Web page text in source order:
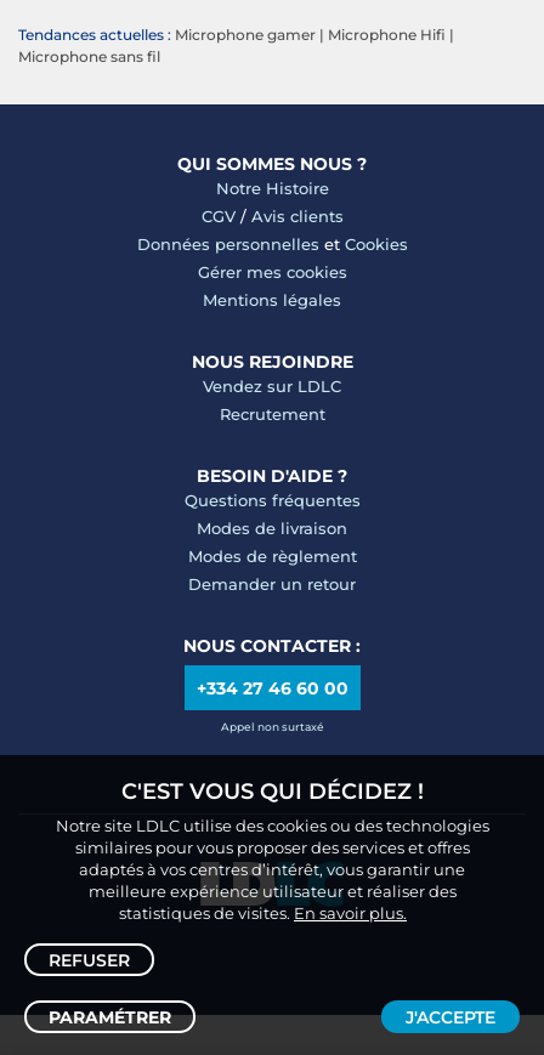
C'EST VOUS QUI DÉCIDEZ !
Notre site LDLC utilise des cookies ou des technologies
similaires pour vous proposer des services et offres
adaptés à vos centres d’intérêt, vous garantir une
meilleure expérience utilisateur et réaliser des
statistiques de visites. En savoir plus.
REFUSER
PARAMÉTRER J'ACCEPTE
Tendances actuelles : Microphone gamer | Microphone Hifi |
Microphone sans fil
QUI SOMMES NOUS ?
Notre Histoire
CGV/ Avis clients
Données personnelles et Cookies
Gérer mes cookies
Mentions légales
NOUS REJOINDRE
Vendez sur LDLC
Recrutement
BESOIN D'AIDE ?
Questions fréquentes
Modes de livraison
Modes de règlement
Demander un retour
NOUS CONTACTER :
+334 27 46 60 00
Appel non surtaxé